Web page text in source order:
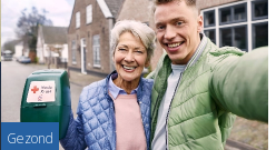
Gezond